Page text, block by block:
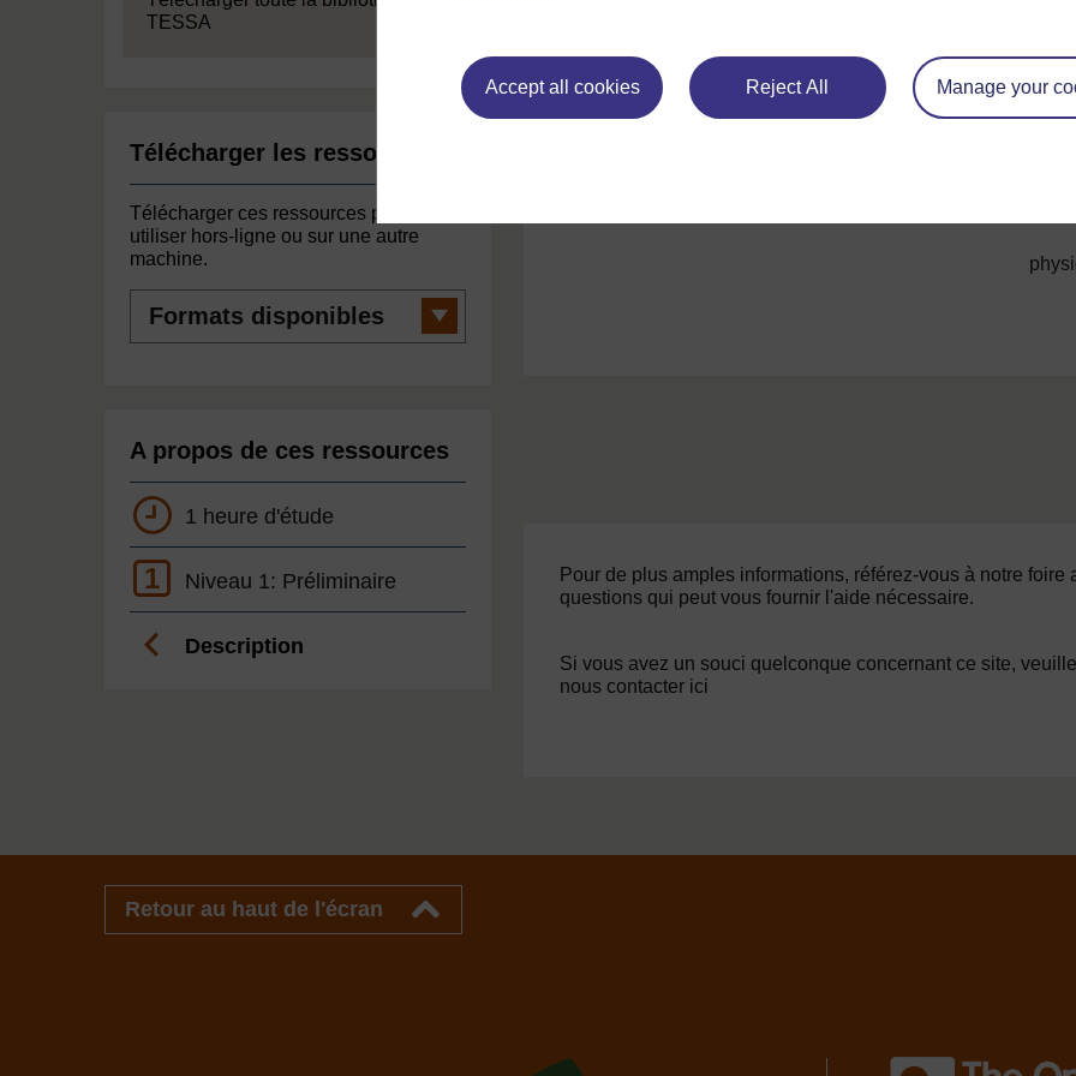
Accept all cookies Reject All Manage your
TESSA
Télécharger les ressources
Télécharger ces ressources pour les
utiliser hors-ligne ou sur une autre
machine.
disponibles
A propos de ces ressources
1 heure d'étude
1 Niveau 1: Préliminaire
Description
Tout cela nécessite une profonde réflexion, planification
approches et des techniques afin de vous faciliter la tâche.
Pour de plus amples informations, référez-vous à notre foire
questions qui peut vous fournir l'aide nécessaire.
Si vous avez un souci quelconque concernant ce site,
nous contacter ici
Retour au haut de l'écran